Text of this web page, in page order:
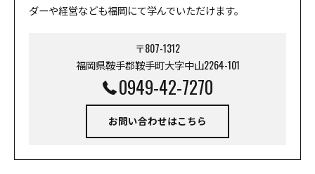
ダーや経営なども福岡にて学んでいただけます。
〒807-1312
福岡県鞍手郡鞍手町大字中山2264-101
0949-42-7270
お問い合わせはこちら